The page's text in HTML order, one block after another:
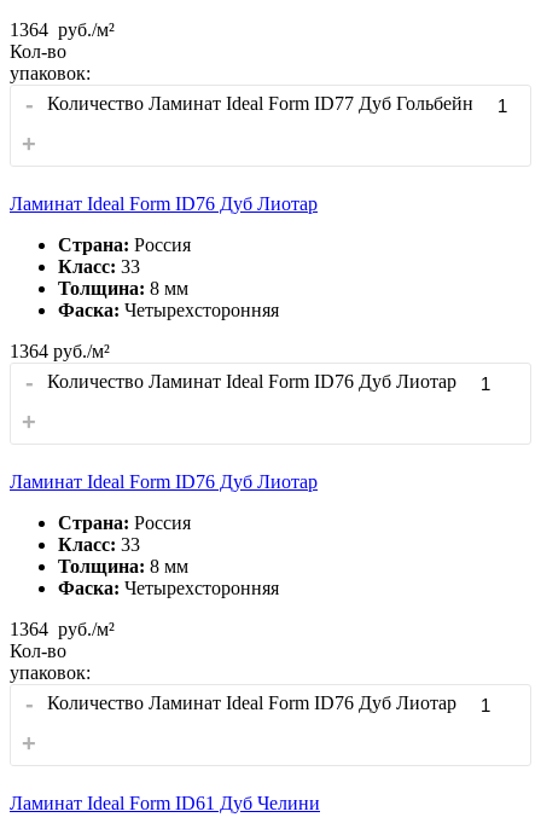
1364 руб./м²
Кол-во
упаковок:
- Количество Ламинат Ideal Form ID77 Дуб Гольбейн
+
Ламинат Ideal Form ID76 Дуб Лиотар
Страна: Россия
Класс: 33
Толщина: 8 мм
Фаска: Четырехсторонняя
1364 руб./м²
- Количество Ламинат Ideal Form ID76 Дуб Лиотар
+
Ламинат Ideal Form ID76 Дуб Лиотар
Страна: Россия
Класс: 33
Толщина: 8 мм
Фаска: Четырехсторонняя
1364 руб./м²
Кол-во
упаковок:
- Количество Ламинат Ideal Form ID76 Дуб Лиотар
+
Ламинат Ideal Form ID61 Дуб Челини